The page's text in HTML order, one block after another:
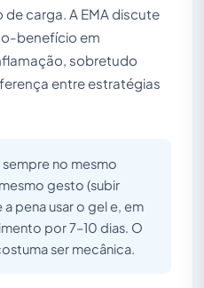
carga. A EMA discute
benefício em
sobretudo
entre estratégias
no mesmo
gesto (subir
pena usar o gel e, em
por 7–10 dias. O
ser mecânica.